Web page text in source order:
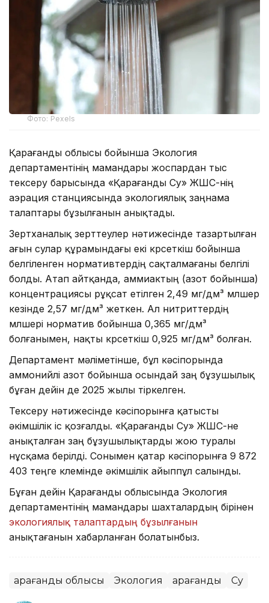
Фото: Pexels
Қарағанды облысы бойынша Экология
департаментінің мамандары жоспардан тыс
тексеру барысында «Қарағанды Су» ЖШС-нің
аэрация станциясында экологиялық заңнама
талаптары бұзылғанын анықтады.
Зертханалық зерттеулер нәтижесінде тазартылған
ағын сулар құрамындағы екі көрсеткіш бойынша
белгіленген нормативтердің сақталмағаны белгілі
болды. Атап айтқанда, аммиактың (азот бойынша)
концентрациясы рұқсат етілген 2,49 мг/дм³ мөлшер
кезінде 2,57 мг/дм³ жеткен. Ал нитриттердің
мөлшері норматив бойынша 0,365 мг/дм³
болғанымен, нақты көрсеткіш 0,925 мг/дм³ болған.
Департамент мәліметінше, бұл кәсіпорында
аммонийлі азот бойынша осындай заң бұзушылық
бұған дейін де 2025 жылы тіркелген.
Тексеру нәтижесінде кәсіпорынға қатысты
әкімшілік іс қозғалды. «Қарағанды Су» ЖШС-не
анықталған заң бұзушылықтарды жою туралы
нұсқама берілді. Сонымен қатар кәсіпорынға 9 872
403 теңге көлемінде әкімшілік айыппұл салынды.
Бұған дейін Қарағанды облысында Экология
департаментінің мамандары шахталардың бірінен
экологиялық талаптардың бұзылғанын
анықтағанын хабарланған болатынбыз.
Қарағанды облысы Экология Қарағанды Су